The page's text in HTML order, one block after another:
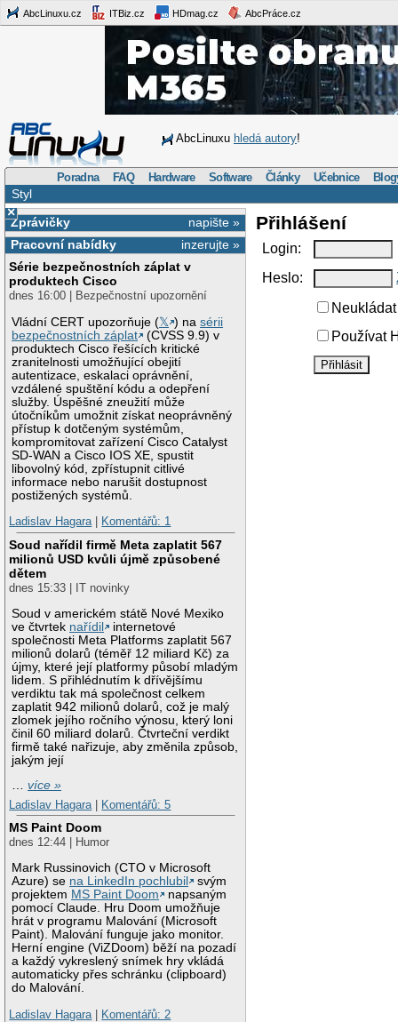
AbcLinuxu.cz ITBiz.cz HDmag.cz AbcPráce.cz
AbcLinuxu hledá autory!
Poradna FAQ Hardware Software Články Učebnice
Styl
×
napište »
Zprávičky
inzerujte »
Pracovní nabídky
Série bezpečnostních záplat v
produktech Cisco
dnes 16:00 | Bezpečnostní upozornění
Vládní CERT upozorňuje (𝕏 ) nasérii
bezpečnostních záplat
(CVSS 9.9) v
produktech Cisco řešících kritické
zranitelnosti umožňující obejití
autentizace, eskalaci oprávnění,
vzdálené spuštění kódu a odepření
služby. Úspěšné zneužití může
útočníkům umožnit získat neoprávněný
přístup k dotčeným systémům,
kompromitovat zařízení Cisco Catalyst
SD-WAN a Cisco IOS XE, spustit
libovolný kód, zpřístupnit citlivé
informace nebo narušit dostupnost
postižených systémů.
Ladislav Hagara| Komentářů: 1
Soud nařídil firmě Meta zaplatit 567
milionů USD kvůli újmě způsobené
dětem
dnes 15:33 | IT novinky
Soud v americkém státě Nové Mexiko
ve čtvrtek nařídil
internetové
společnosti Meta Platforms zaplatit 567
milionů dolarů (téměř 12 miliard Kč) za
újmy, které její platformy působí mladým
lidem. S přihlédnutím k dřívějšímu
verdiktu tak má společnost celkem
zaplatit 942 milionů dolarů, což je malý
zlomek jejího ročního výnosu, který loni
činil 60 miliard dolarů. Čtvrteční verdikt
firmě také nařizuje, aby změnila způsob,
jakým její
…více »
Ladislav Hagara
Komentářů: 5
MS Paint Doom
dnes 12:44 | Humor
Mark Russinovich (CTO v Microsoft
Azure) se na LinkedIn pochlubil
svým
projektem MS Paint Doom
napsaným
pomocí Claude. Hru Doom umožňuje
hrát v programu Malování (Microsoft
Paint). Malování funguje jako monitor.
Herní engine (ViZDoom) běží na pozadí
a každý vykreslený snímek hry vkládá
automaticky přes schránku (clipboard)
do Malování.
Ladislav Hagara
Komentářů: 2
Přihlášení
Login:
Heslo:
Používat